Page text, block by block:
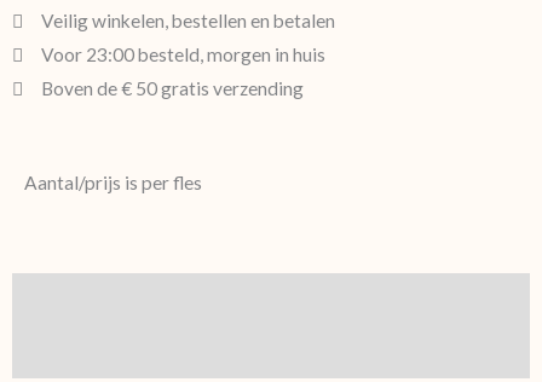
Veilig winkelen, bestellen en betalen
Voor 23:00 besteld, morgen in huis
Boven de € 50 gratis verzending
Aantal/prijs is per fles